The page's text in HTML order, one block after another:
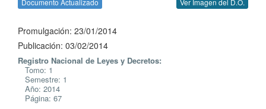
Documento Actualizado Ver Imagen del D.O.
Promulgación: 23/01/2014
Publicación: 03/02/2014
Registro Nacional de Leyes y Decretos:
Tomo: 1
Semestre: 1
Año: 2014
Página: 67